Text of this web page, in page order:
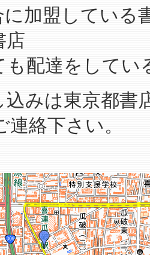
加盟している
店
も配達をしてい
みは東京都書
絡下さい。